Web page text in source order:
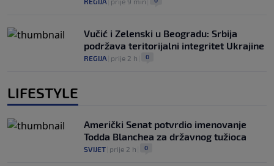
Vučić i Zelenski u Beogradu: Srbija
podržava teritorijalni integritet Ukrajine
REGIJA prije 2 h 0
LIFESTYLE
Američki Senat potvrdio imenovanje
Todda Blanchea za državnog tužioca
SVIJET prije 2 h 0